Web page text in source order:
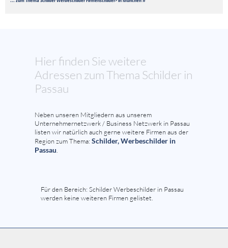
Hier finden Sie weitere
Adressen zum Thema Schilder in
Passau
Neben unseren Mitgliedern aus unserem
Unternehmernetzwerk / Business Netzwerk in Passau
listen wir natürlich auch gerne weitere Firmen aus der
Region zum Thema: Schilder, Werbeschilder in
Passau
Für den Bereich: Schilder Werbeschilder in Passau
werden keine weiteren Firmen gelistet.